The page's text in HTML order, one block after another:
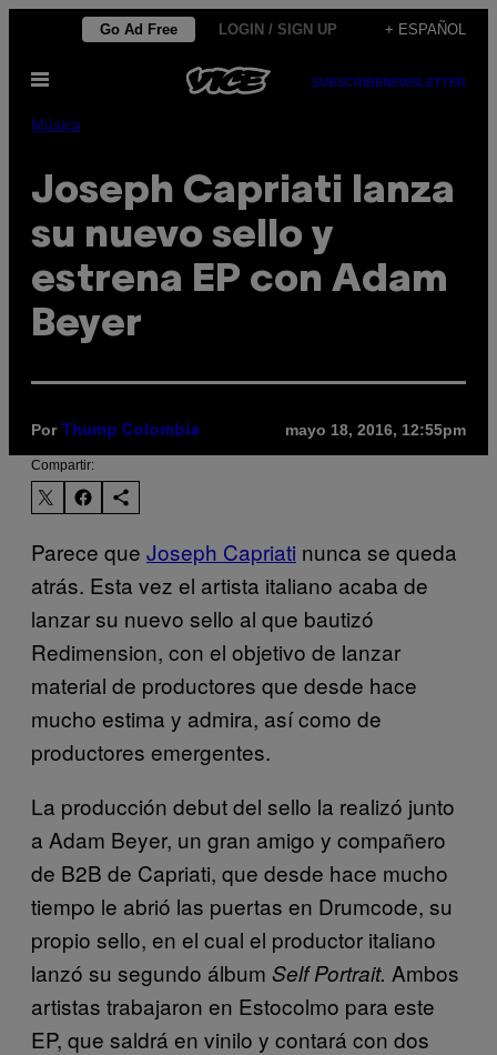
contenido
Go Ad Free LOGIN / SIGN UP + ESPAÑOL
Abrir
SUBSCRIBENEWSLETTER
Música
Joseph Capriati lanza
su nuevo sello y
estrena EP con Adam
Beyer
Por Thump Colombia mayo 18, 2016, 12:55pm
Compartir:
Parece que Joseph Capriati nunca se queda
atrás. Esta vez el artista italiano acaba de
lanzar su nuevo sello al que bautizó
Redimension, con el objetivo de lanzar
material de productores que desde hace
mucho estima y admira, así como de
productores emergentes.
La producción debut del sello la realizó junto
a Adam Beyer, un gran amigo y compañero
de B2B de Capriati, que desde hace mucho
tiempo le abrió las puertas en Drumcode, su
propio sello, en el cual el productor italiano
lanzó su segundo álbum Self Portrait. Ambos
artistas trabajaron en Estocolmo para este
EP, que saldrá en vinilo y contará con dos